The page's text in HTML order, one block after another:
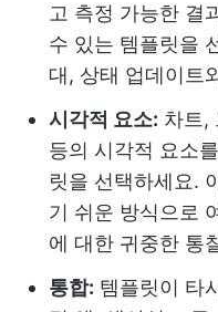
고 측정 가능한 결
수 있는 템플릿을
대, 상태 업데이트
시각적 요소: 차트,
등의 시각적 요소
릿을 선택하세요.
기 쉬운 방식으로
에 대한 귀중한 통
통합: 템플릿이 타